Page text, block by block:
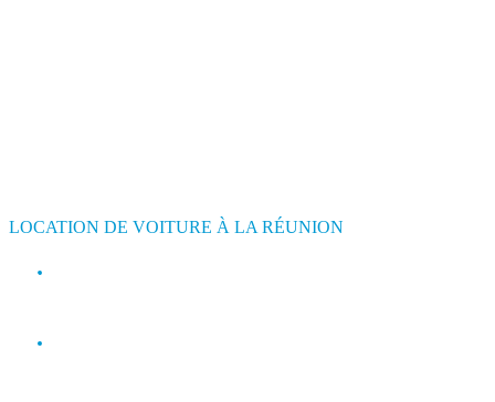
LOCATION DE VOITURE À LA RÉUNION
0693 39 80 30